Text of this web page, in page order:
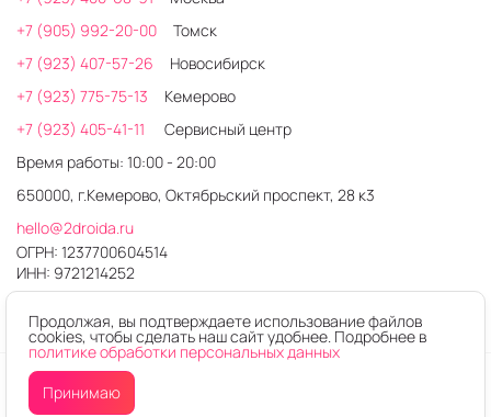
+7 (905) 992-20-00
Томск
+7 (923) 407-57-26
Новосибирск
+7 (923) 775-75-13
Кемерово
+7 (923) 405-41-11
Сервисный центр
Время работы: 10:00 - 20:00
650000, г.Кемерово, Октябрьский проспект, 28 к3
hello@2droida.ru
ОГРН: 1237700604514
ИНН: 9721214252
© 2026. Любое использование контента без письменного
разрешения запрещено
Продолжая, вы подтверждаете использование файлов
cookies, чтобы сделать наш сайт удобнее. Подробнее в
политике обработки персональных данных
Принимаю